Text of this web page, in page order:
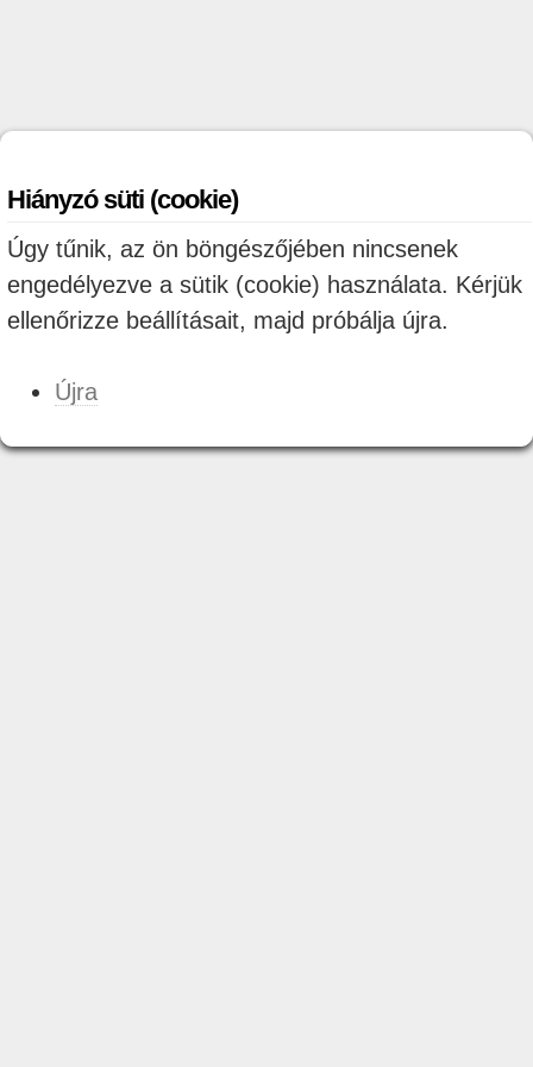
Hiányzó süti (cookie)
Úgy tűnik, az ön böngészőjében nincsenek
engedélyezve a sütik (cookie) használata. Kérjük
ellenőrizze beállításait, majd próbálja újra.
Újra